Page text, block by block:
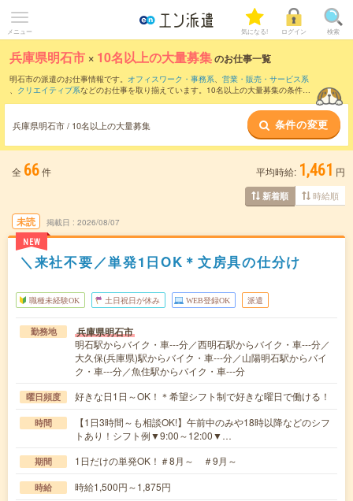
メニュー 気になる! ログイン 検索
兵庫県明石市 × 10名以上の大量募集のお仕事一覧
明石市の派遣のお仕事情報です。 オフィスワーク・事務系、 営業・販売・サービス系
、 クリエイティブ系などのお仕事を取り揃えています。10名以上の大量募集の条件の
兵庫県明石市 / 10名以上の大量募集 条件の変更
全 66件 平均時給: 1,461 円
新着順 時給順
未読
NEW
掲載日 2026/08/07
＼来社不要／単発1日OK＊文房具の仕分け
職種未経験OK 土日祝日が休み WEB登録OK 派遣
勤務地 兵庫県明石市
明石駅からバイク・車---分／西明石駅からバイク・車---分／
大久保(兵庫県)駅からバイク・車---分／山陽明石駅からバイ
ク・車---分／魚住駅からバイク・車---分
曜日頻度 好きな日1日～OK！＊希望シフト制で好きな曜日で働ける！
時間
【1日3時間～も相談OK!】午前中のみや18時以降などのシフ
トあり！シフト例▼9:00～12:00▼…
期間 1日だけの単発OK！＃8月～ ＃9月～
時給 時給1,500円～1,875円